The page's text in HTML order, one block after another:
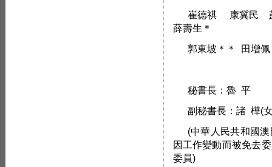
崔德祺 康冀民
薛壽生＊
郭東坡＊＊ 田增
秘書長：魯 平
副秘書長：諸 樺(
(中華人民共和國
因工作變動而被免去
委員)